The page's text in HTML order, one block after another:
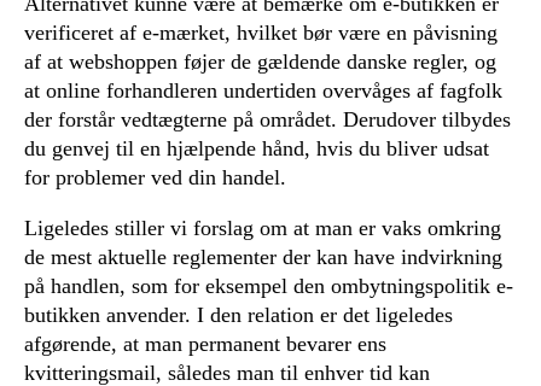
verificeret af e-mærket, hvilket bør være en påvisning
af at webshoppen føjer de gældende danske regler, og
at online forhandleren undertiden overvåges af fagfolk
der forstår vedtægterne på området. Derudover tilbydes
du genvej til en hjælpende hånd, hvis du bliver udsat
for problemer ved din handel.
Ligeledes stiller vi forslag om at man er vaks omkring
de mest aktuelle reglementer der kan have indvirkning
på handlen, som for eksempel den ombytningspolitik e-
butikken anvender. I den relation er det ligeledes
afgørende, at man permanent bevarer ens
kvitteringsmail, således man til enhver tid kan